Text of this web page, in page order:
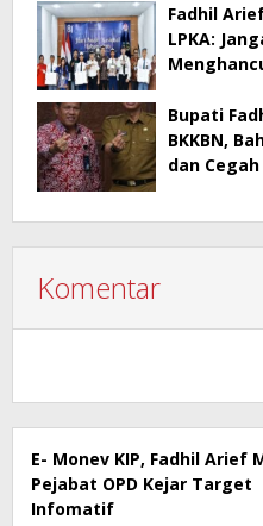
Fadhil
LPKA:
Bupati
BKKBN,
dan
Komentar
E- Monev KIP, Fadhil Arief
Pejabat OPD Kejar Target
Infomatif